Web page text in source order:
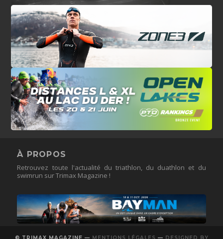
À PROPOS
Retrouvez toute l'actualité du triathlon, du duathlon et du
swimrun sur Trimax Magazine !